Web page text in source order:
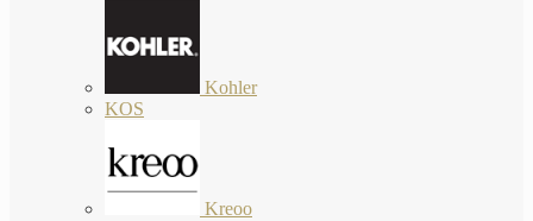
Kohler
KOS
Kreoo